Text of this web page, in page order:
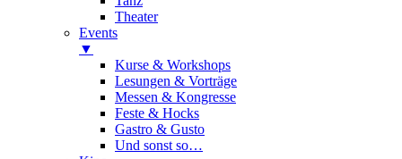
Theater
Events
▼
Kurse & Workshops
Lesungen & Vorträge
Messen & Kongresse
Feste & Hocks
Gastro & Gusto
Und sonst so…